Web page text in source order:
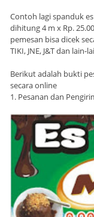
Contoh lagi spanduk
dihitung 4 m x Rp.
pemesan bisa dicek
TIKI, JNE, J&T dan lain-
Berikut adalah bukti
secara online
1. Pesanan dan